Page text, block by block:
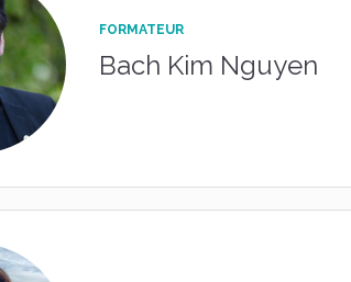
FORMATEUR
Bach Kim Nguyen